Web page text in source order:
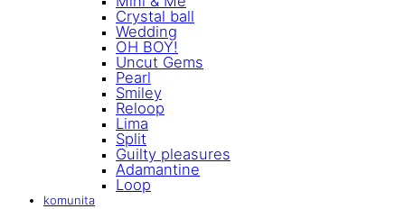
Crystal ball
Wedding
OH BOY!
Uncut Gems
Pearl
Smiley
Reloop
Lima
Split
Guilty pleasures
Adamantine
Loop
komunita